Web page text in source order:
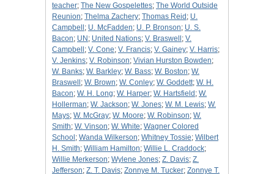
teacher; The New Gospelettes; The World Outside
Reunion; Thelma Zachery; Thomas Reid ; U.
Campbell ; U. McFadden; U. P. Bronson; U. S.
Bacon; UN ; United Nations; V. Braswell ; V.
Campbell ; V. Cone; V. Francis; V. Gainey; V. Harris;
V. Jenkins; V. Robinson; Vivian Hurston Bowden;
W. Banks; W. Barkley; W. Bass; W. Boston; W.
Braswell ; W. Brown; W. Conley; W. Goddett; W. H.
Bacon; W. H. Long; W. Harper; W. Hartsfield ; W.
Hollerman; W. Jackson; W. Jones; W. M. Lewis; W.
Mays; W. McGray; W. Moore; W. Robinson; W.
Smith; W. Vinson; W. White; Wagner Colored
School ; Wanda Wilkerson; Whitney Tossie; Wilbert
H. Smith; William Hamilton; Willie L. Craddock;
Willie Merkerson; Wylene Jones; Z. Davis; Z.
Jefferson; Z. T. Davis; Zonnye M. Tucker; Zonnye T.